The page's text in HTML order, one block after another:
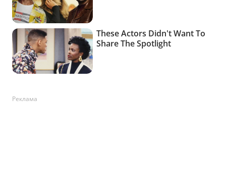
Реклама